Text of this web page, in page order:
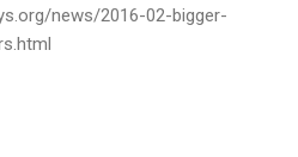
news/2016-02-bigger-